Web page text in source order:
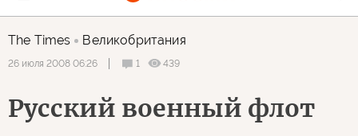
The Times Великобритания
26 июля 2008 06:26 1 439
Русский военный флот